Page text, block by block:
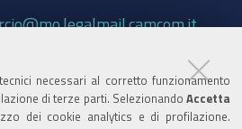
necessari al corretto funzionamento
di terze parti. Selezionando Accetta
dei cookie analytics e di profilazione.